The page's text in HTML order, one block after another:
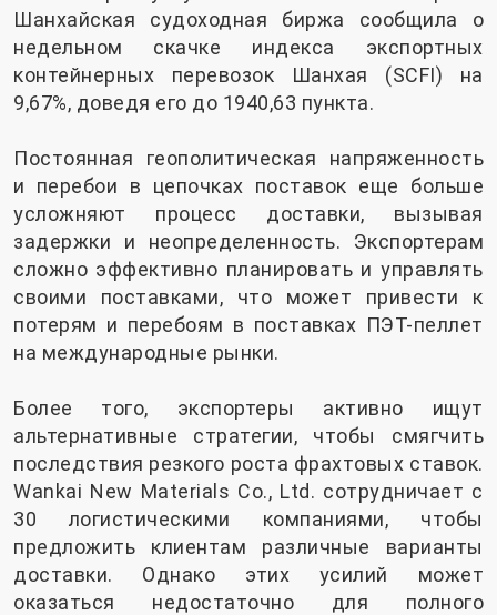
Шанхайская судоходная биржа сообщила о
недельном скачке индекса экспортных
контейнерных перевозок Шанхая (SCFI) на
9,67%, доведя его до 1940,63 пункта.
Постоянная геополитическая напряженность
и перебои в цепочках поставок еще больше
усложняют процесс доставки, вызывая
задержки и неопределенность. Экспортерам
сложно эффективно планировать и управлять
своими поставками, что может привести к
потерям и перебоям в поставках ПЭТ-пеллет
на международные рынки.
Более того, экспортеры активно ищут
альтернативные стратегии, чтобы смягчить
последствия резкого роста фрахтовых ставок.
Wankai New Materials Co., Ltd. сотрудничает с
30 логистическими компаниями, чтобы
предложить клиентам различные варианты
доставки. Однако этих усилий может
оказаться недостаточно для полного